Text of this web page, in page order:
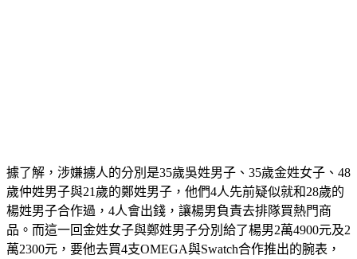
據了解，涉嫌擄人的分別是35歲吳姓男子、35歲金姓女子、48
歲仲姓男子與21歲的鄭姓男子，他們4人先前疑似就和28歲的
楊姓男子合作過，4人會出錢，讓楊男負責去排隊買熱門商
品。而這一回金姓女子與鄭姓男子分別給了楊男2萬4900元及2
萬2300元，要他去買4支OMEGA與Swatch合作推出的腕表，